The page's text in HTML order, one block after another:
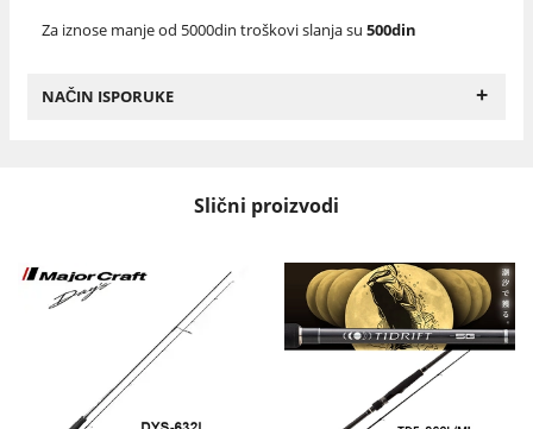
Za iznose manje od 5000din troškovi slanja su 500din
NAČIN ISPORUKE +
Slični proizvodi